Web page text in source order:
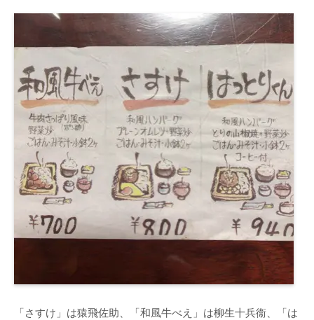
「さすけ」は猿飛佐助、「和風牛べえ」は柳生十兵衞、「は